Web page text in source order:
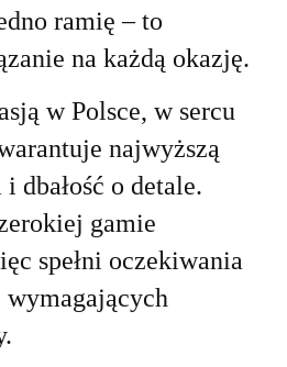
ramię – to
na każdą okazję.
w Polsce, w sercu
najwyższą
dbałość o detale.
gamie
spełni oczekiwania